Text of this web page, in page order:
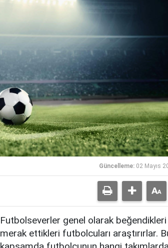
Güncelleme: 02 Mayıs
Futbolseverler genel olarak
merak ettikleri futbolcuları araştırırlar.